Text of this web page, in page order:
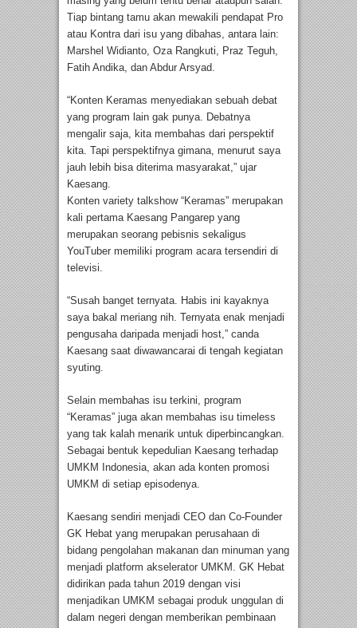
Tiap bintang tamu akan mewakili pendapat Pro
atau Kontra dari isu yang dibahas, antara lain:
Marshel Widianto, Oza Rangkuti, Praz Teguh,
Fatih Andika, dan Abdur Arsyad.
“Konten Keramas menyediakan sebuah debat
yang program lain gak punya. Debatnya
mengalir saja, kita membahas dari perspektif
kita. Tapi perspektifnya gimana, menurut saya
jauh lebih bisa diterima masyarakat,” ujar
Kaesang.
Konten variety talkshow “Keramas” merupakan
kali pertama Kaesang Pangarep yang
merupakan seorang pebisnis sekaligus
YouTuber memiliki program acara tersendiri di
televisi.
“Susah banget ternyata. Habis ini kayaknya
saya bakal meriang nih. Ternyata enak menjadi
pengusaha daripada menjadi host,” canda
Kaesang saat diwawancarai di tengah kegiatan
syuting.
Selain membahas isu terkini, program
“Keramas” juga akan membahas isu timeless
yang tak kalah menarik untuk diperbincangkan.
Sebagai bentuk kepedulian Kaesang terhadap
UMKM Indonesia, akan ada konten promosi
UMKM di setiap episodenya.
Kaesang sendiri menjadi CEO dan Co-Founder
GK Hebat yang merupakan perusahaan di
bidang pengolahan makanan dan minuman yang
menjadi platform akselerator UMKM. GK Hebat
didirikan pada tahun 2019 dengan visi
menjadikan UMKM sebagai produk unggulan di
dalam negeri dengan memberikan pembinaan